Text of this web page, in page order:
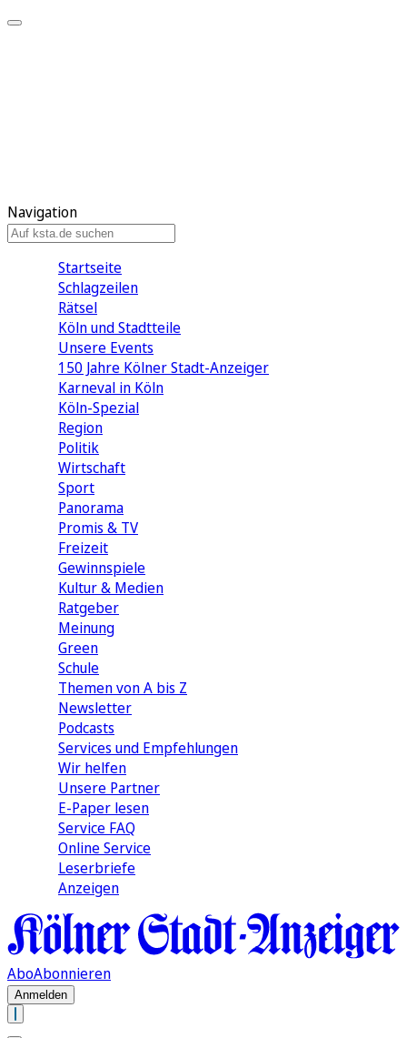
Navigation
Startseite
Schlagzeilen
Rätsel
Köln und Stadtteile
Unsere Events
150 Jahre Kölner Stadt-Anzeiger
Karneval in Köln
Köln-Spezial
Region
Politik
Wirtschaft
Sport
Panorama
Promis & TV
Freizeit
Gewinnspiele
Kultur & Medien
Ratgeber
Meinung
Green
Schule
Themen von A bis Z
Newsletter
Podcasts
Services und Empfehlungen
Wir helfen
Unsere Partner
E-Paper lesen
Service FAQ
Online Service
Leserbriefe
Anzeigen
AboAbonnieren
Anmelden